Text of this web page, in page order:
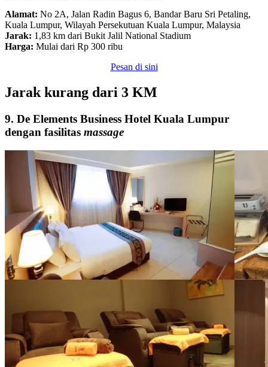
Alamat: No 2A, Jalan Radin Bagus 6, Bandar Baru Sri Petaling,
Kuala Lumpur, Wilayah Persekutuan Kuala Lumpur, Malaysia
Jarak: 1,83 km dari Bukit Jalil National Stadium
Harga: Mulai dari Rp 300 ribu
Pesan di sini
Jarak kurang dari 3 KM
9. De Elements Business Hotel Kuala Lumpur
dengan fasilitas massage